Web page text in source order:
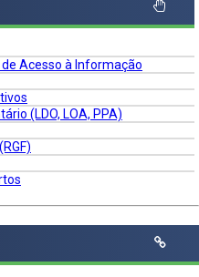
Acesso à Informação
(LDO, LOA, PPA)